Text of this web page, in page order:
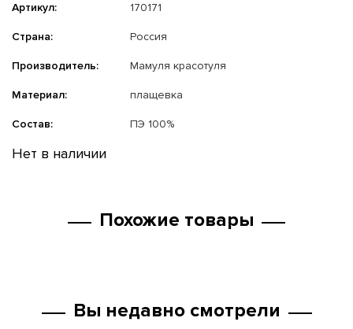
Артикул: 170171
Страна: Россия
Производитель: Мамуля красотуля
Материал: плащевка
Состав: ПЭ 100%
Нет в наличии
Похожие товары
Вы недавно смотрели